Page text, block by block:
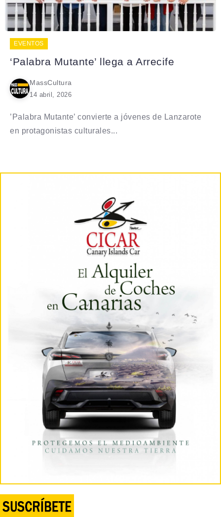
EVENTOS
‘Palabra Mutante’ llega a Arrecife
MassCultura
14 abril, 2026
’Palabra Mutante’ convierte a jóvenes de Lanzarote
en protagonistas culturales...